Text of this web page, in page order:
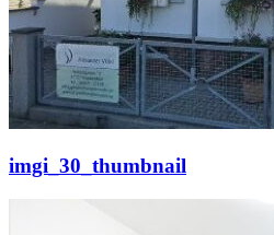
imgi_30_thumbnail